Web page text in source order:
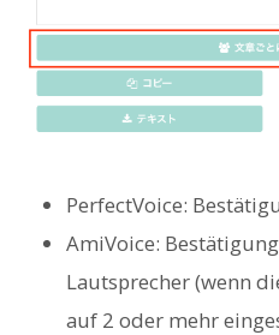
PerfectVoice:
AmiVoice:
Lautsprecher (wenn
auf 2 oder mehr